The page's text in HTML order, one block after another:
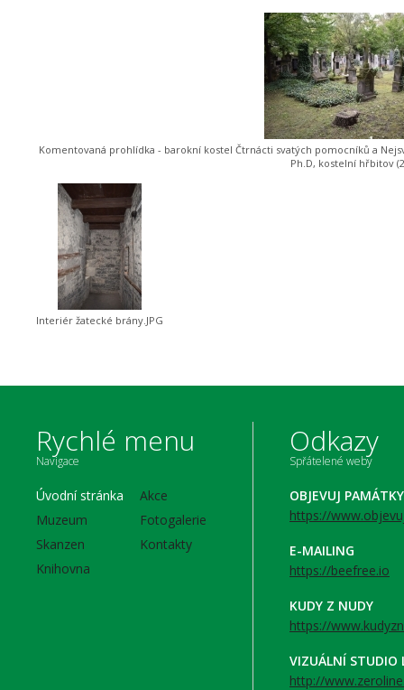
Komentovaná prohlídka - barokní kostel Čtrnácti svatých pomocníků a
Ph.D, kostelní hřbitov
Interiér žatecké brány.JPG
Rychlé menu
Navigace
Úvodní stránka
Muzeum
Skanzen
Knihovna
Akce
Fotogalerie
Kontakty
Odkazy
Spřátelené weby
OBJEVUJ PAMÁTKY
https://
E-MAILING
https://beefree.io
KUDY Z NUDY
https://
VIZUÁLNÍ STUDIO
http://